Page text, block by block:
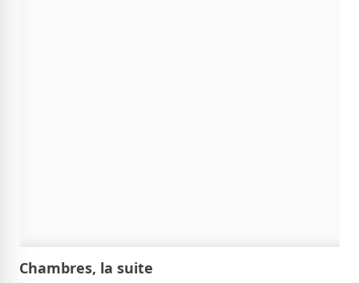
Chambres, la suite